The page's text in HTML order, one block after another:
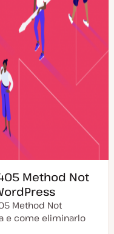
Method Not
Method Not
e come eliminarlo